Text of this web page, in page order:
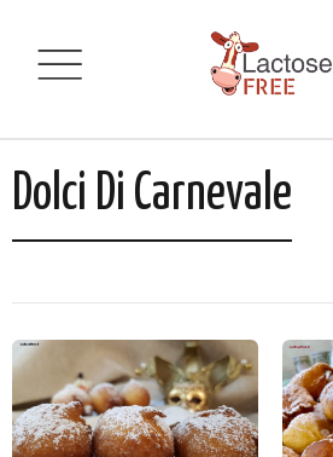
Dolci Di Carnevale